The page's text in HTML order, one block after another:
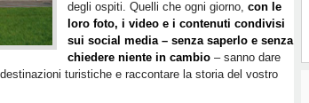
degli ospiti. Quelli che ogni giorno, con le
loro foto, i video e i contenuti condivisi
sui social media – senza saperlo e senza
chiedere niente in cambio – sanno dare
turistiche e raccontare la storia del vostro